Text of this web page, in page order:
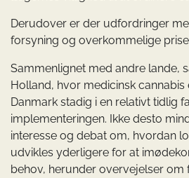
Derudover er der udfordringer
forsyning og overkommelige
Sammenlignet med andre lande,
Holland, hvor medicinsk
Danmark stadig i en relativt tidlig
implementeringen. Ikke desto
interesse og debat om, hvordan
udvikles yderligere for at
behov, herunder overvejelser om